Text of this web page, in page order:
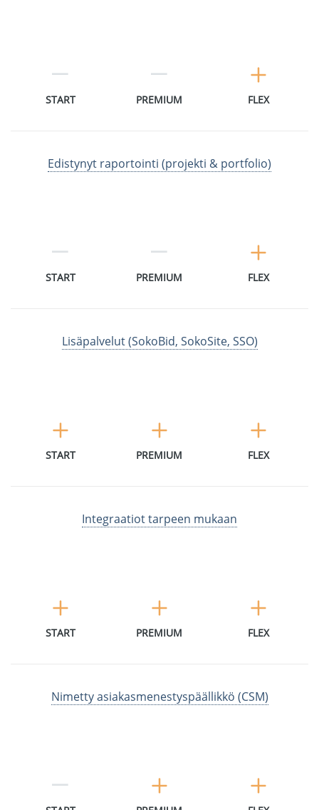
START PREMIUM FLEX
Edistynyt raportointi (projekti & portfolio)
START PREMIUM FLEX
Lisäpalvelut (SokoBid, SokoSite, SSO)
START PREMIUM FLEX
Integraatiot tarpeen mukaan
START PREMIUM FLEX
Nimetty asiakasmenestyspäällikkö (CSM)